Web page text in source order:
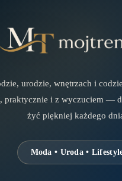
urodzie, wnętrzach i
praktycznie i z wyczuciem —
żyć piękniej każdego
Moda • Uroda •